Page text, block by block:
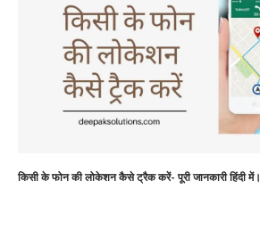
किसी के फोन की लोकेशन कैसे ट्रैक करें- पूरी जानकारी हिंदी में।